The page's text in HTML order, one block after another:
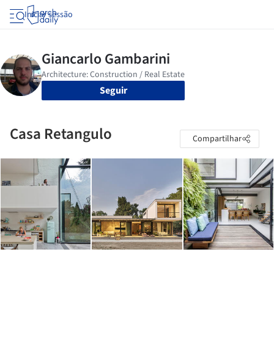
Iniciar sessão
Seguir
Casa Retangulo Compartilhar